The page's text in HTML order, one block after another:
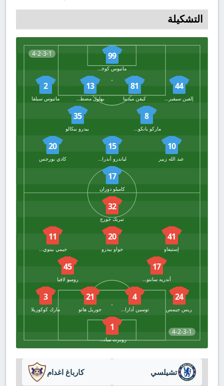
التشكيلة
4-2-3-1 99
ماتيوس كوخالسكي
44
إلفين سيفيركلييف
81
كيفن ميدينا
13
بهلول مصطفى زاده
2
ماتيوس سيلفا
8
ماركو يانكوفيتش
35
بيدرو بيكالو
10
عبد الله زبير
15
لياندرو أندرادي
20
كادي بورجس
17
كاميلو دوران
4-2-3-1
32
تيريك جورج
41
إستيفاو
20
جواو بيدرو
11
جيمي بينوي جيتينز
17
أندريه سانتوس
45
روميو لافيا
24
ريس جيمس
4
توسين أدارابيويو
21
جوريل هاتو
3
مارك كوكوريلا
1
روبرت سانشيز
كارباغ اغدام تشيلسي